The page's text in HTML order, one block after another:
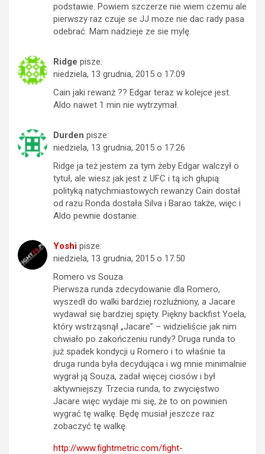
podstawie. Powiem szczerze nie wiem czemu ale
pierwszy raz czuje se JJ moze nie dac rady pasa
odebrać. Mam nadzieje ze sie mylę.
Ridge pisze:
niedziela, 13 grudnia, 2015 o 17:09
Cain jaki rewanż ?? Edgar teraz w kolejce jest.
Aldo nawet 1 min nie wytrzymał.
Durden pisze:
niedziela, 13 grudnia, 2015 o 17:26
Ridge ja też jestem za tym żeby Edgar walczył o
tytuł, ale wiesz jak jest z UFC i tą ich głupią
polityką natychmiastowych rewanzy Cain dostał
od razu Ronda dostała Silva i Barao także, więc i
Aldo pewnie dostanie.
Yoshi pisze:
niedziela, 13 grudnia, 2015 o 17:50
Romero vs Souza
Pierwsza runda zdecydowanie dla Romero,
wyszedł do walki bardziej rozluźniony, a Jacare
wydawał się bardziej spięty. Piękny backfist Yoela,
który wstrząsnął „Jacare” – widzieliście jak nim
chwiało po zakończeniu rundy? Druga runda to
już spadek kondycji u Romero i to właśnie ta
druga runda była decydująca i wg mnie minimalnie
wygrał ją Souza, zadał więcej ciosów i był
aktywniejszy. Trzecia runda, to zwycięstwo
Jacare więc wydaje mi się, że to on powinien
wygrać tę walkę. Będę musiał jeszcze raz
zobaczyć tę walkę.
http://www.fightmetric.com/fight-